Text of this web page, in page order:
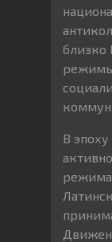
близко
режимы
В